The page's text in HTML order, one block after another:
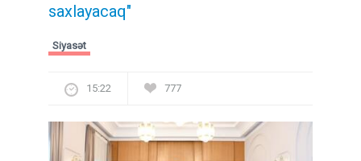
saxlayacaq"
Siyasət
15:22 777